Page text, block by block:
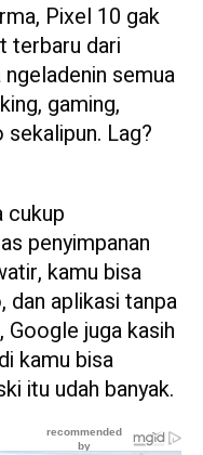
Pixel 10 gak
terbaru dari
semua
gaming,
Lag?
cukup
penyimpanan
kamu bisa
aplikasi tanpa
juga kasih
kamu bisa
itu udah banyak.